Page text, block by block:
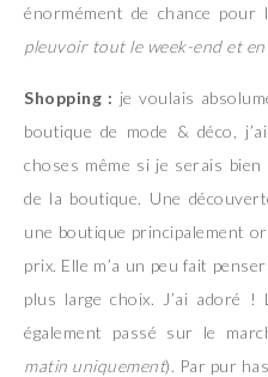
énormément de chance pour
pleuvoir tout le week-end et
Shopping : je voulais
boutique de mode & déco,
choses même si je serais
de la boutique. Une
une boutique principalement
prix. Elle m’a un peu fait
plus large choix. J’ai adoré
également passé sur le
matin uniquement). Par pur